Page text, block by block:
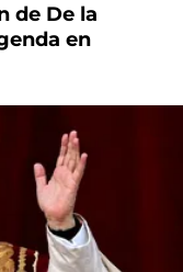
de De la
en